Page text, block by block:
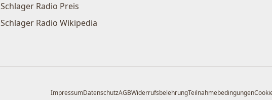
Schlager Radio Preis
Schlager Radio Wikipedia
ImpressumDatenschutzAGBWiderrufsbelehrungTeilnahmebedingungen